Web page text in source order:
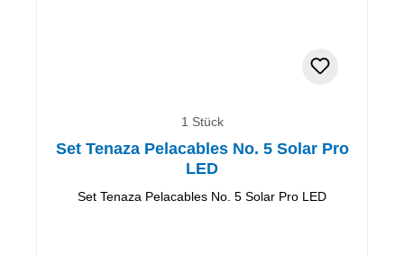
1 Stück
Set Tenaza Pelacables No. 5 Solar Pro
LED
Set Tenaza Pelacables No. 5 Solar Pro LED